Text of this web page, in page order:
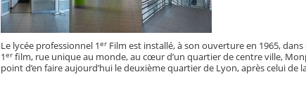
Le lycée professionnel 1er Film est installé, à son ouverture en 1965,
1er film, rue unique au monde, au cœur d’un quartier de centre ville,
point d’en faire aujourd’hui le deuxième quartier de Lyon, après celui de